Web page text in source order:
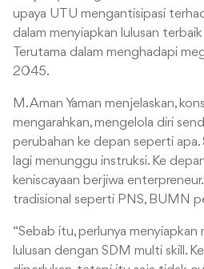
upaya UTU mengantisipasi
dalam menyiapkan lulusan
Terutama dalam menghadapi
2045.
M. Aman Yaman menjelaskan,
mengarahkan, mengelola diri
perubahan ke depan seperti apa.
lagi menunggu instruksi. Ke
keniscayaan berjiwa
tradisional seperti PNS, BUMN
“Sebab itu, perlunya menyiapkan
lulusan dengan SDM multi skill.